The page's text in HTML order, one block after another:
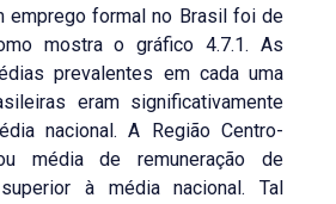
emprego formal no Brasil foi de
mostra o gráfico 4.7.1. As
prevalentes em cada uma
eram significativamente
nacional. A Região Centro-
média de remuneração de
à média nacional. Tal